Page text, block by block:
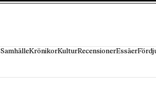
SamhälleKrönikorKulturRecensionerEssäer